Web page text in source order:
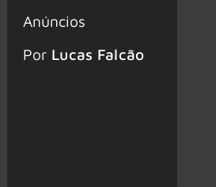
Anúncios
Por Lucas Falcão